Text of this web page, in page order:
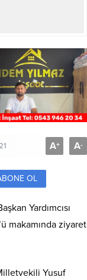
A+ A-
OL
Yardımcısı
makamında ziyaret
Yusuf